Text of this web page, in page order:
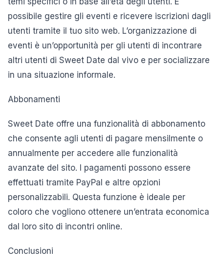
possibile gestire gli eventi e ricevere iscrizioni dagli
utenti tramite il tuo sito web. L’organizzazione di
eventi è un’opportunità per gli utenti di incontrare
altri utenti di Sweet Date dal vivo e per socializzare
in una situazione informale.
Abbonamenti
Sweet Date offre una funzionalità di abbonamento
che consente agli utenti di pagare mensilmente o
annualmente per accedere alle funzionalità
avanzate del sito. I pagamenti possono essere
effettuati tramite PayPal e altre opzioni
personalizzabili. Questa funzione è ideale per
coloro che vogliono ottenere un’entrata economica
dal loro sito di incontri online.
Conclusioni